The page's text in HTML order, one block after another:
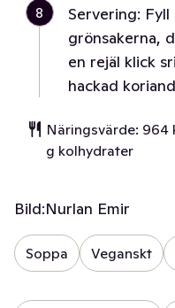
8
Servering:
grönsakerna,
en rejäl klick
hackad
Näringsvärde: 964
g kolhydrater
Bild:Nurlan Emir
Soppa Veganskt